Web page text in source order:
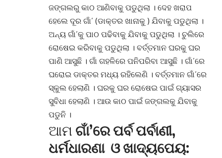
ଜଙ୍ଗଲରୁ କାଠ ଆଣିବାକୁ ପଡୁଥିଲା । ଦେହ ଖରାପ
ହେଲେ ଦୂର ଗାଁ’ (ଡାକ୍ତର ଖାନାକୁ ) ଯିବାକୁ ପଡୁଥିଲା ।
ଅନ୍ୟ ଗାଁ’କୁ ପାଠ ପଢିବାକୁ ଯିବାକୁ ପଡୁଥିଲା । ଚୁଲିରେ
ରୋଷେଇ କରିବାକୁ ପଡୁଥିଲା । ବର୍ତ୍ତମାନ ଘରକୁ ଘର
ପାଣି ଆସୁଛି । ଗାଁ ଗହଳିରେ ପନିପରିବା ଆସୁଛି । ଗାଁ’ରେ
ଘରୋଇ ଡାକ୍ତର ମଧ୍ୟ ରହିଲେଣି । ବର୍ତ୍ତମାନ ଗାଁ’ରେ
ସ୍କୁଲ ହେଲାଣି । ଘରକୁ ଘର ରୋଷେଇ ପାଇଁ ଗ୍ୟାସର
ସୁବିଧା ହେଲାଣି । ଆଉ କାଠ ପାଇଁ ଜଙ୍ଗଲକୁ ଯିବାକୁ
ପଡୁନି ।
ଆମ ଗାଁ’ରେ ପର୍ବ ପର୍ବାଣୀ,
ଧର୍ମଧାରଣା ଓ ଖାଦ୍ୟପେୟ: